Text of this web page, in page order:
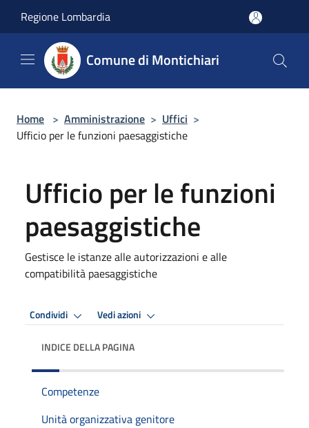
Regione Lombardia
Comune di Montichiari
Home > Amministrazione > Uffici >
Ufficio per le funzioni paesaggistiche
Ufficio per le funzioni
paesaggistiche
Gestisce le istanze alle autorizzazioni e alle
compatibilità paesaggistiche
Condividi Vedi azioni
INDICE DELLA PAGINA
Competenze
Unità organizzativa genitore